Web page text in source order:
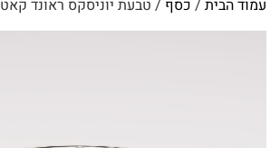
עמוד הבית / כסף / טבעת יוניסקס ראונד קאט